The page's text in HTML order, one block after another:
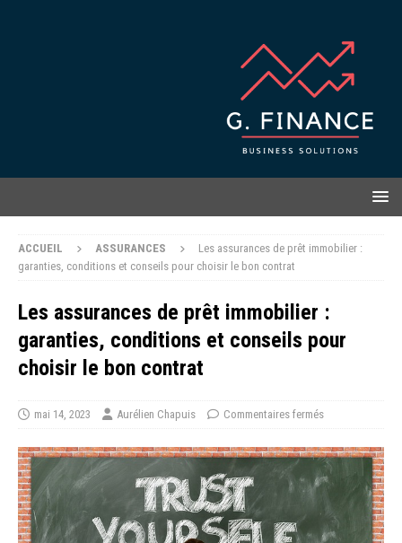
ACCUEIL ASSURANCES
Les assurances de prêt immobilier :
garanties, conditions et conseils pour choisir le bon contrat
Les assurances de prêt immobilier :
garanties, conditions et conseils pour
choisir le bon contrat
mai 14, 2023 Aurélien Chapuis Commentaires fermés